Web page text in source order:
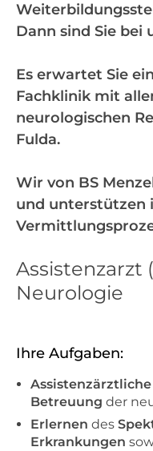
Dann sind Sie bei
Es erwartet Sie
Fachklinik mit
neurologischen
Fulda.
Wir von BS
und unterstützen
Assistenzarzt
Neurologie
Ihre Aufgaben:
Betreuung der
Erlernen des
Erkrankungen